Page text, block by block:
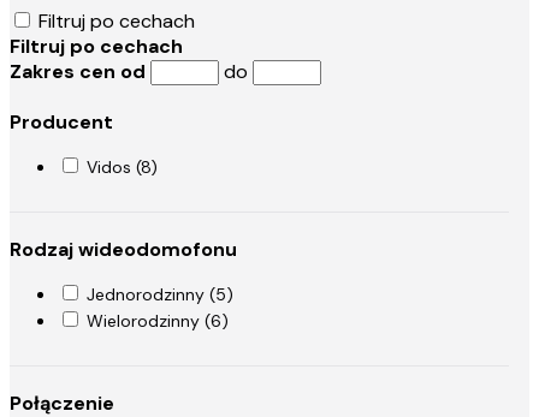
Filtruj po cechach
Filtruj po cechach
Zakres cen od
do
Producent
Vidos (8)
Rodzaj wideodomofonu
Jednorodzinny (5)
Wielorodzinny (6)
Połączenie